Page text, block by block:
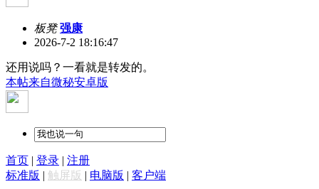
板凳 强康
2026-7-2 18:16:47
还用说吗？一看就是转发的。
本帖来自微秘安卓版
首页 | 登录 | 注册
标准版 | 触屏版 | 电脑版 | 客户端